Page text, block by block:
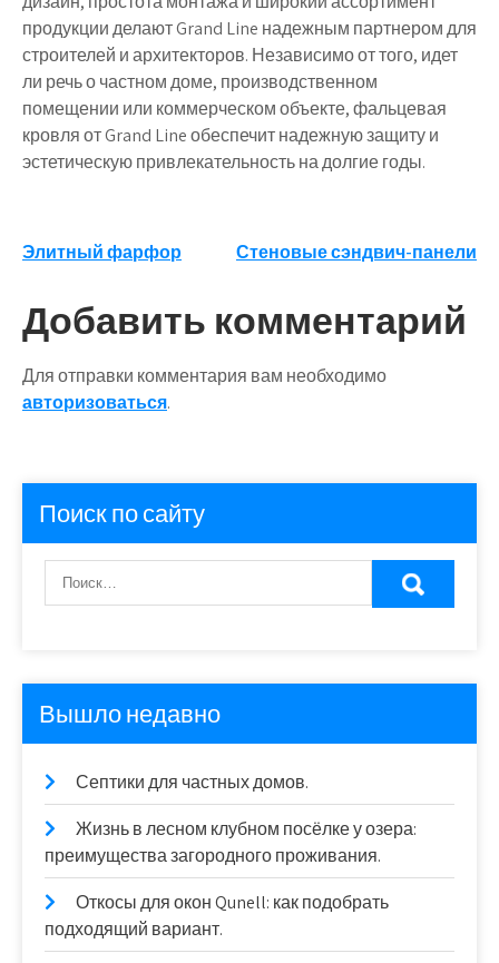
продукции делают Grand Line надежным партнером для
строителей и архитекторов. Независимо от того, идет
ли речь о частном доме, производственном
помещении или коммерческом объекте, фальцевая
кровля от Grand Line обеспечит надежную защиту и
эстетическую привлекательность на долгие годы.
Навигация
по
записям
Элитный фарфор Стеновые сэндвич-панели
Добавить комментарий
Для отправки комментария вам необходимо
авторизоваться.
Поиск по сайту
Вышло недавно
Септики для частных домов.
Жизнь в лесном клубном посёлке у озера:
преимущества загородного проживания.
Откосы для окон Qunell: как подобрать
подходящий вариант.